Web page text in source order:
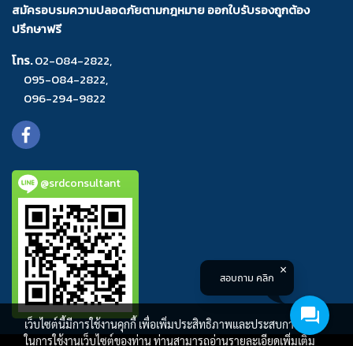
สมัครอบรมความปลอดภัยตามกฎหมาย ออกใบรับรองถูกต้อง
ปรึกษาฟรี
โทร.02-084-2822,
095-084-2822,
096-294-9822
@srdconsultant
เว็บไซต์นี้มีการใช้งานคุกกี้ เพื่อเพิ่มประสิทธิภาพและประสบการณ์ที่ดี
ในการใช้งานเว็บไซต์ของท่าน ท่านสามารถอ่านรายละเอียดเพิ่มเติม
สอบถาม คลิก